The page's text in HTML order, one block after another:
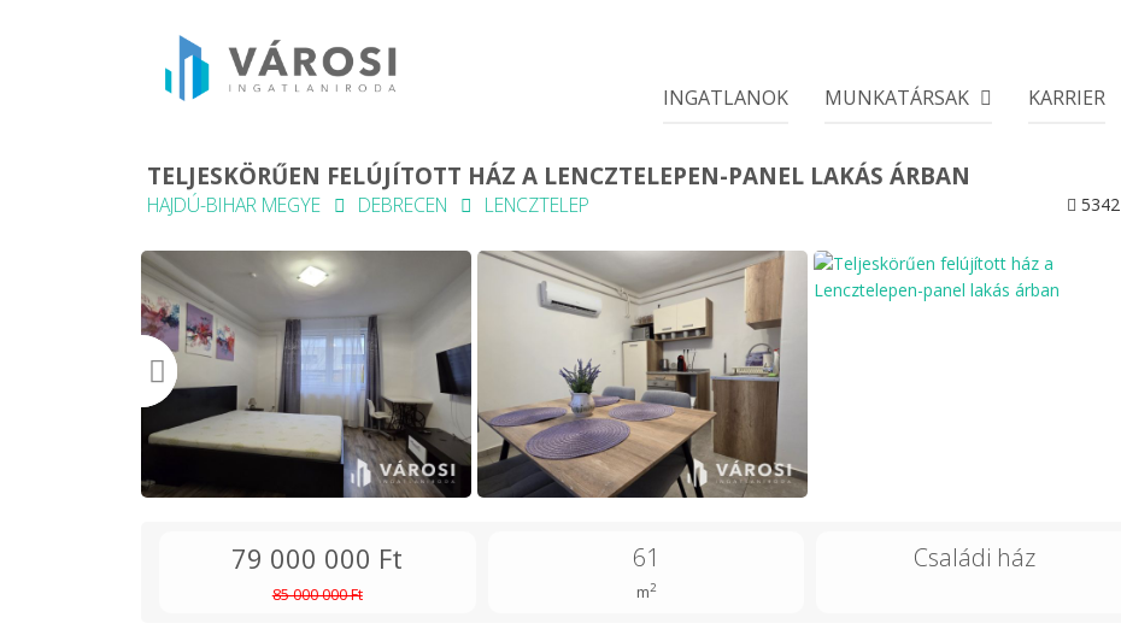
INGATLANOK MUNKATÁRSAK KARRIER
TELJESKÖRŰEN FELÚJÍTOTT HÁZ A LENCZTELEPEN-PANEL LAKÁS ÁRBAN
HAJDÚ-BIHAR MEGYE DEBRECEN LENCZTELEP 5342
79 000 000 Ft
85 000 000 Ft
61
m2
Családi ház